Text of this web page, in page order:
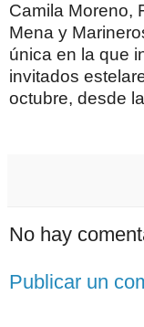
Camila Moreno,
Mena y
única en la que
invitados
octubre, desde
No hay
Publicar un